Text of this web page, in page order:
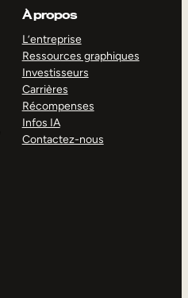
À propos
L’entreprise
Ressources graphiques
Investisseurs
Carrières
Récompenses
Infos IA
Contactez-nous